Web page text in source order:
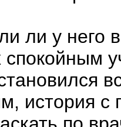
ли у него
спокойным
история с